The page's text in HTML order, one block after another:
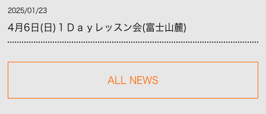
2025/01/23
4月6日(日)１Ｄａｙレッスン会(富士山麓)
ALL NEWS